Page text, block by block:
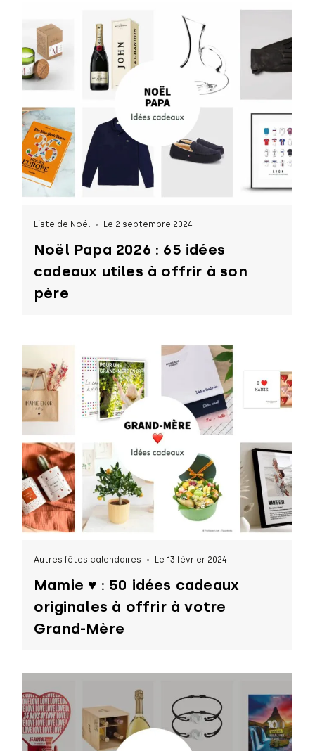
Liste de Noël Le 2 septembre 2024
Noël Papa 2026 : 65 idées
cadeaux utiles à offrir à son
père
Autres fêtes calendaires Le 13 février 2024
Mamie ♥ : 50 idées cadeaux
originales à offrir à votre
Grand-Mère